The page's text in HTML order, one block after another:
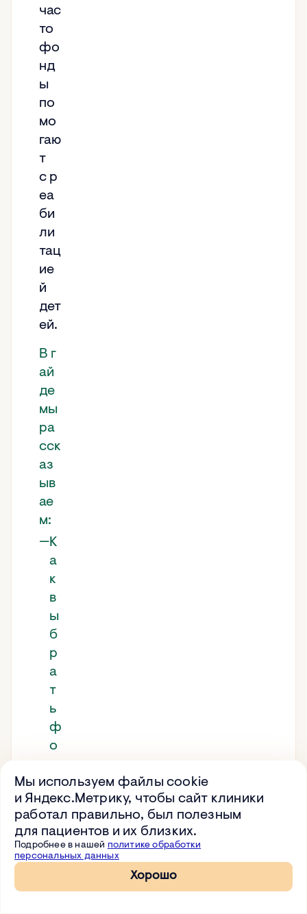
час
то
фо
нд
ы
по
мо
гаю
т
с р
еа
би
ли
тац
ие
й
дет
ей.
В г
ай
де
мы
ра
сск
аз
ыв
ае
м:
К
а
к
в
ы
б
р
а
т
ь
ф
о
д
?
К
а
к
Мы используем файлы cookie
и Яндекс.Метрику, чтобы сайт клиники
работал правильно, был полезным
для пациентов и их близких.
Подробнее в нашей политике обработки
персональных данных
Хорошо